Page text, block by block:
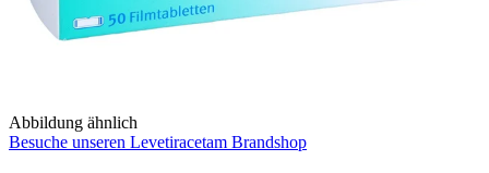
Abbildung ähnlich
Besuche unseren Levetiracetam Brandshop